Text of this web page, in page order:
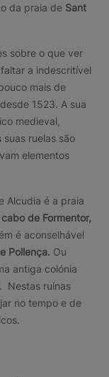
da praia de Sant
sobre o que ver
a indescritível
mais de
1523. A sua
medieval,
ruelas são
elementos
Alcudia é a praia
cabo de Formentor,
é aconselhável
Pollença. Ou
antiga colónia
Nestas ruínas
no tempo e de